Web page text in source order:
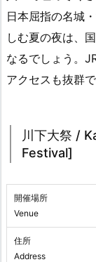
日本屈指の名城
しむ夏の夜は、
なるでしょう。
アクセスも抜群で
川下大祭 /
Festival]
開催場所
Venue
住所
Address